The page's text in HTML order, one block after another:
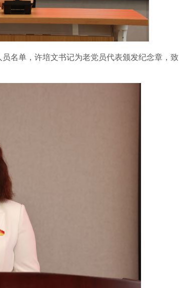
名单，许培文书记为老党员代表颁发纪念章，致